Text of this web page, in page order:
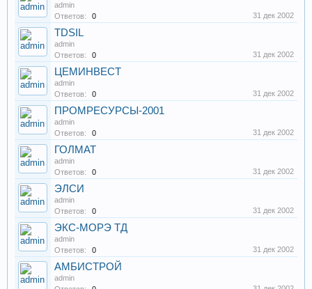
admin
Ответов:
0 31 дек 2002
TDSIL
admin
Ответов:
0 31 дек 2002
ЦЕМИНВЕСТ
admin
Ответов:
0 31 дек 2002
ПРОМРЕСУРСЫ-2001
admin
Ответов:
0 31 дек 2002
ГОЛМАТ
admin
Ответов:
0 31 дек 2002
ЭЛСИ
admin
Ответов:
0 31 дек 2002
ЭКС-МОРЭ ТД
admin
Ответов:
0 31 дек 2002
АМБИСТРОЙ
admin